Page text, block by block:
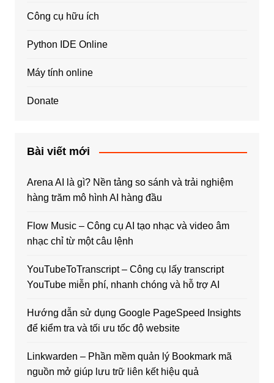
Công cụ hữu ích
Python IDE Online
Máy tính online
Donate
Bài viết mới
Arena AI là gì? Nền tảng so sánh và trải nghiệm
hàng trăm mô hình AI hàng đầu
Flow Music – Công cụ AI tạo nhạc và video âm
nhạc chỉ từ một câu lệnh
YouTubeToTranscript – Công cụ lấy transcript
YouTube miễn phí, nhanh chóng và hỗ trợ AI
Hướng dẫn sử dụng Google PageSpeed Insights
để kiểm tra và tối ưu tốc độ website
Linkwarden – Phần mềm quản lý Bookmark mã
nguồn mở giúp lưu trữ liên kết hiệu quả